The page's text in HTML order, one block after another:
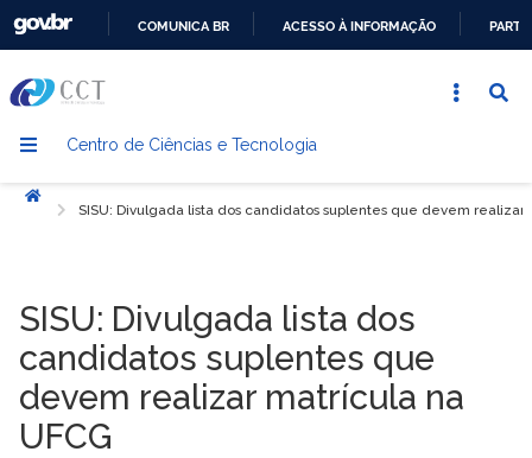
CONTEÚDO
COMUNICA BR ACESSO À INFORMAÇÃO
Centro de Ciências e Tecnologia
Início
SISU: Divulgada lista dos candidatos suplentes que devem realizar
SISU: Divulgada lista dos
candidatos suplentes que
devem realizar matrícula na
UFCG